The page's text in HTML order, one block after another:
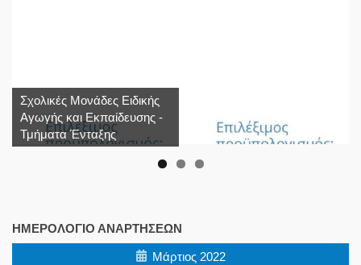
Σχολικές Μονάδες Ειδικής
Αγωγής και Εκπαίδευσης -
Τμήματα Ένταξης
ΗΜΕΡΟΛΌΓΙΟ ΑΝΑΡΤΉΣΕΩΝ
Μάρτιος 2022